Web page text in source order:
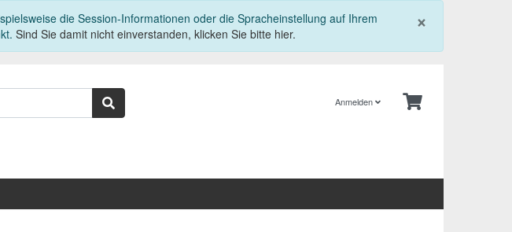
×
die Session-Informationen oder die Spracheinstellung auf Ihrem
Sind Sie damit nicht einverstanden, klicken Sie bitte hier.
Anmelden